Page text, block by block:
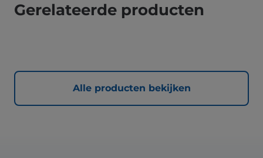
Gerelateerde producten
Alle producten bekijken